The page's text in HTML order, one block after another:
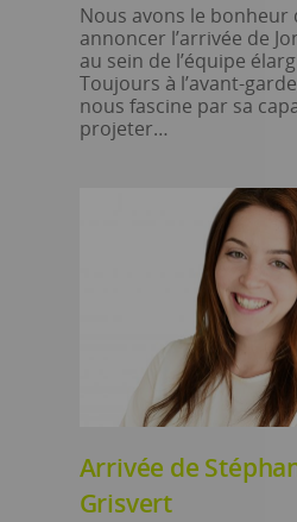
Nous avons le bonheur
annoncer l’arrivée de
au sein de l’équipe
Toujours à l’avant-
nous fascine par sa
projeter…
Arrivée de
Grisvert